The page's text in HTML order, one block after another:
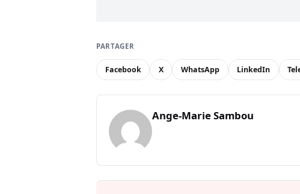
PARTAGER
Facebook X WhatsApp LinkedIn
Ange-Marie Sambou